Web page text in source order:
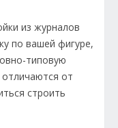
из журналов
по вашей фигуре,
типовую
от
строить